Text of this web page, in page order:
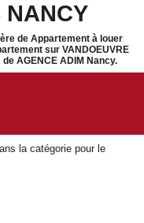
NANCY
de Appartement à louer
sur VANDOEUVRE
AGENCE ADIM Nancy.
la catégorie pour le